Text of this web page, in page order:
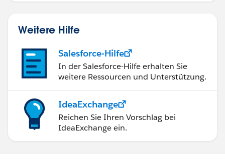
Weitere Hilfe
Salesforce-Hilfe
In der Salesforce-Hilfe erhalten Sie
weitere Ressourcen und Unterstützung.
IdeaExchange
Reichen Sie Ihren Vorschlag bei
IdeaExchange ein.